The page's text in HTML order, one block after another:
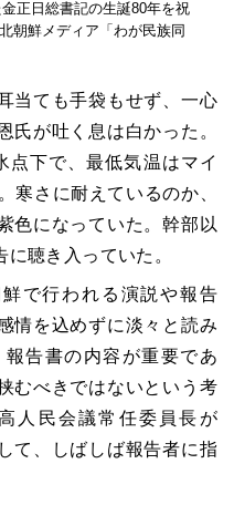
正日総書記の生誕80年を祝
朝鮮メディア「わが民族同
当ても手袋もせず、一心
氏が吐く息は白かった。
点下で、最低気温はマイ
寒さに耐えているのか、
色になっていた。幹部以
聴き入っていた。
で行われる演説や報告
情を込めずに淡々と読み
告書の内容が重要であ
むべきではないという考
人民会議常任委員長が
て、しばしば報告者に指